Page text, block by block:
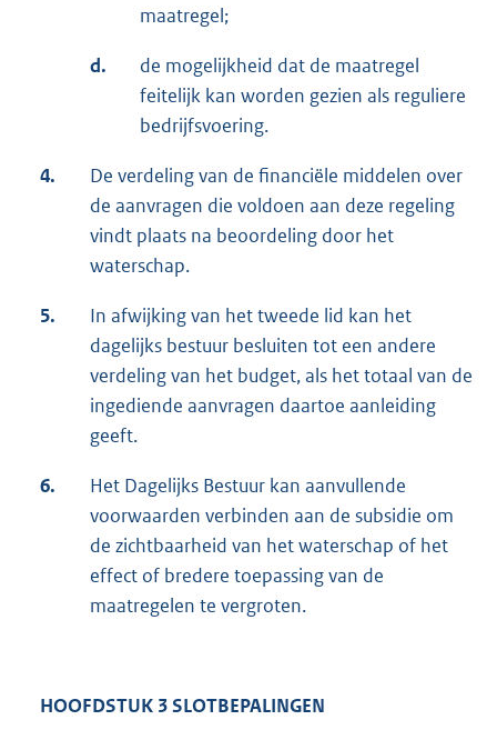
maatregel;
d.
de mogelijkheid dat de maatregel
feitelijk kan worden gezien als reguliere
bedrijfsvoering.
4.
De verdeling van de financiële middelen over
de aanvragen die voldoen aan deze regeling
vindt plaats na beoordeling door het
waterschap.
5.
In afwijking van het tweede lid kan het
dagelijks bestuur besluiten tot een andere
verdeling van het budget, als het totaal van de
ingediende aanvragen daartoe aanleiding
geeft.
6.
Het Dagelijks Bestuur kan aanvullende
voorwaarden verbinden aan de subsidie om
de zichtbaarheid van het waterschap of het
effect of bredere toepassing van de
maatregelen te vergroten.
HOOFDSTUK 3 SLOTBEPALINGEN